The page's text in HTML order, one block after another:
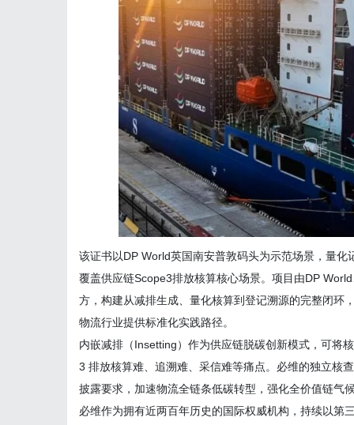
该证书以DP World英国南安普敦码头为示范场景，量
覆盖供应链Scope3排放核算核心场景。项目由DP
方，构建从减排生成、量化核算到登记溯源的完整闭环
物流行业提供标准化实践路径。
内嵌减排（Insetting）作为供应链脱碳创新模式，可将
3 排放核算难、追溯难、采信难等痛点。必维的独立核
披露要求，加速物流全链条低碳转型，强化全价值链气
必维作为拥有近两百年历史的国际权威机构，持续以第